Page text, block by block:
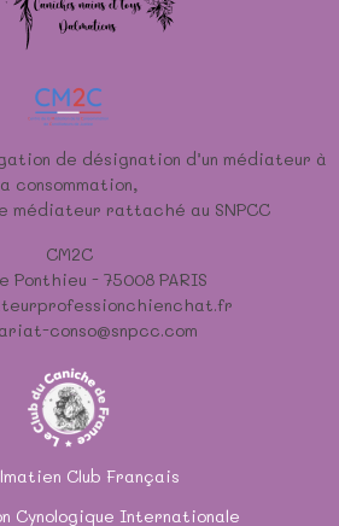
de désignation d’un médiateur à
consommation,
médiateur rattaché au SNPCC
CM2C
Ponthieu - 75008 PARIS
conso@snpcc.com